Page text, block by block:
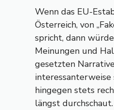
Wenn das EU-
Österreich, von
spricht, dann
Meinungen und
gesetzten
interessanterweise
hingegen stets
längst